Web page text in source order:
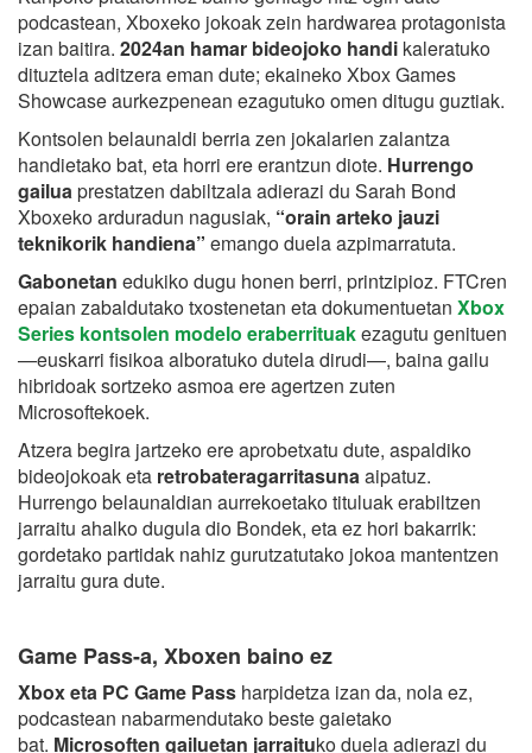
podcastean, Xboxeko jokoak zein hardwarea protagonista
izan baitira. 2024an hamar bideojoko handi kaleratuko
dituztela aditzera eman dute; ekaineko Xbox Games
Showcase aurkezpenean ezagutuko omen ditugu guztiak.
Kontsolen belaunaldi berria zen jokalarien zalantza
handietako bat, eta horri ere erantzun diote. Hurrengo
gailua prestatzen dabiltzala adierazi du Sarah Bond
Xboxeko arduradun nagusiak, “orain arteko jauzi
teknikorik handiena” emango duela azpimarratuta.
Gabonetan edukiko dugu honen berri, printzipioz. FTCren
epaian zabaldutako txostenetan eta dokumentuetan Xbox
Series kontsolen modelo eraberrituakezagutu genituen
—euskarri fisikoa alboratuko dutela dirudi—, baina gailu
hibridoak sortzeko asmoa ere agertzen zuten
Microsoftekoek.
Atzera begira jartzeko ere aprobetxatu dute, aspaldiko
bideojokoak eta retrobateragarritasuna aipatuz.
Hurrengo belaunaldian aurrekoetako tituluak erabiltzen
jarraitu ahalko dugula dio Bondek, eta ez hori bakarrik:
gordetako partidak nahiz gurutzatutako jokoa mantentzen
jarraitu gura dute.
Game Pass-a, Xboxen baino ez
Xbox eta PC Game Pass harpidetza izan da, nola ez,
podcastean nabarmendutako beste gaietako
bat. Microsoften gailuetan jarraituko duela adierazi du